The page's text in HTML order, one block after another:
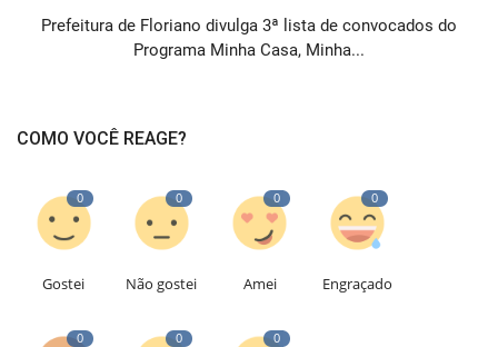
Prefeitura de Floriano divulga 3ª lista de convocados do
Programa Minha Casa, Minha...
COMO VOCÊ REAGE?
0
Gostei
0
Não gostei
0
Amei
0
Engraçado
0 0 0